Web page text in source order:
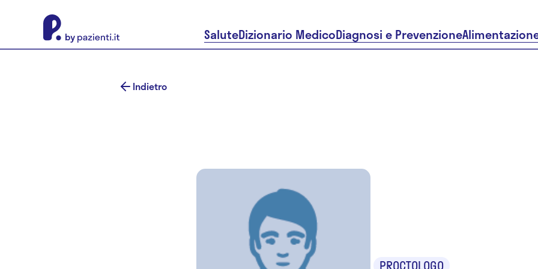
SaluteDizionario MedicoDiagnosi e Prevenzione
Indietro
PROCTOLOGO